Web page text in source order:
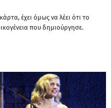
έχει όμως να λέει ότι το
που δημιούργησε.